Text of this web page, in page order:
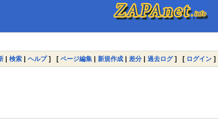
| 検索 | ヘルプ] [ ページ編集 | 新規作成 | 差分 | 過去ログ] [ ログイン ]